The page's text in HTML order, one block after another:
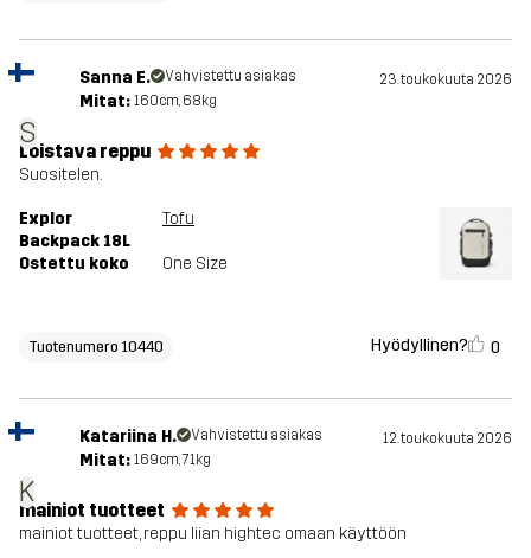
S
Sanna E. Vahvistettu asiakas 23. toukokuuta 2026
Mitat: 160cm, 68kg
Loistava reppu
Suositelen.
Explor
Backpack 18L
Tofu
Ostettu koko One Size
Tuotenumero 10440 Hyödyllinen? 0
K
Katariina H. Vahvistettu asiakas 12. toukokuuta 2026
Mitat: 169cm, 71kg
mainiot tuotteet
mainiot tuotteet, reppu liian hightec omaan käyttöön